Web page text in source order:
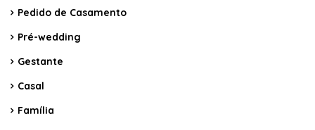
Pedido de Casamento
Pré-wedding
Gestante
Casal
Família